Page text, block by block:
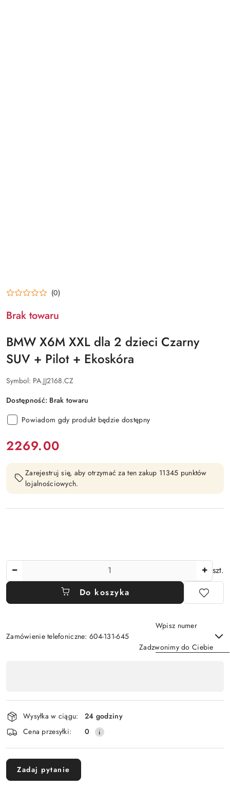
(0)
Brak towaru
BMW X6M XXL dla 2 dzieci Czarny
SUV + Pilot + Ekoskóra
Symbol: PA.JJ2168.CZ
Dostępność: Brak towaru
Powiadom gdy produkt będzie dostępny
cena:
2269.00
Zarejestruj się, aby otrzymać za ten zakup 11345 punktów
lojalnościowych.
szt.
Do koszyka
Zamówienie telefoniczne: 604-131-645
Wpisz numer
Zadzwonimy do Ciebie
płatność
i
dostawa
Wysyłka w ciągu:
24 godziny
Cena przesyłki:
0
Zadaj pytanie